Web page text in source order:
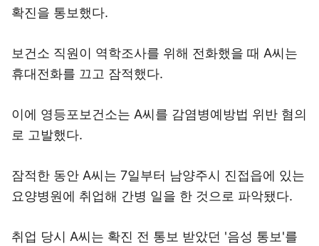
확진을 통보했다.
보건소 직원이 역학조사를 위해 전화했을 때 A씨는
휴대전화를 끄고 잠적했다.
이에 영등포보건소는 A씨를 감염병예방법 위반 혐의
로 고발했다.
잠적한 동안 A씨는 7일부터 남양주시 진접읍에 있는
요양병원에 취업해 간병 일을 한 것으로 파악됐다.
취업 당시 A씨는 확진 전 통보 받았던 '음성 통보'를